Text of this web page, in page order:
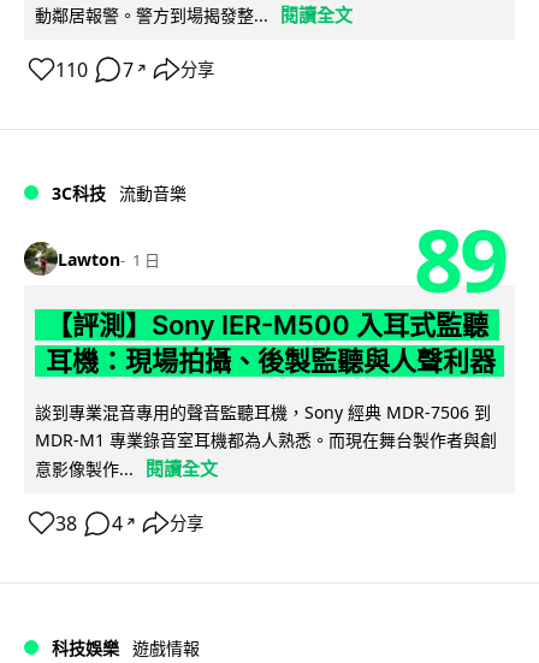
動鄰居報警。警方到場揭發整...
閱讀全文
110 7 ↗ 分享
3C科技 流動音樂
Lawton 1 日 89
【評測】Sony IER-M500 入耳式監聽
耳機：現場拍攝、後製監聽與人聲利器
談到專業混音專用的聲音監聽耳機，Sony 經典 MDR-7506 到
MDR-M1 專業錄音室耳機都為人熟悉。而現在舞台製作者與創
意影像製作...
閱讀全文
38 4 ↗ 分享
科技娛樂 遊戲情報